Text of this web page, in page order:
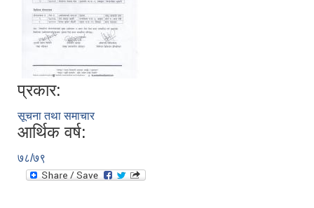
प्रकार:
सूचना तथा समाचार
आर्थिक वर्ष:
७८/७९